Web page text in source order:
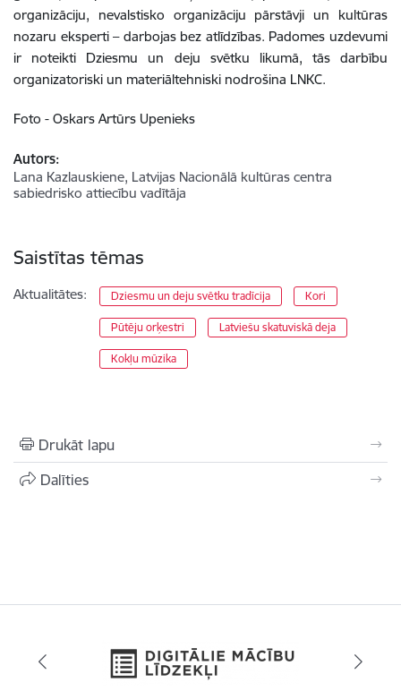
organizāciju, nevalstisko organizāciju pārstāvji un kultūras
nozaru eksperti – darbojas bez atlīdzības. Padomes uzdevumi
ir noteikti Dziesmu un deju svētku likumā, tās darbību
organizatoriski un materiāltehniski nodrošina LNKC.
Foto - Oskars Artūrs Upenieks
Autors:
Lana Kazlauskiene, Latvijas Nacionālā kultūras centra
sabiedrisko attiecību vadītāja
Saistītas tēmas
Aktualitātes: Dziesmu un deju svētku tradīcija Kori
Pūtēju orķestri Latviešu skatuviskā deja
Kokļu mūzika
Drukāt lapu
Dalīties